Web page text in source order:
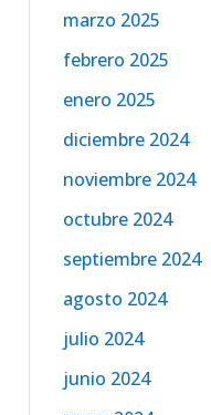
marzo 2025
febrero 2025
enero 2025
diciembre 2024
noviembre 2024
octubre 2024
septiembre 2024
agosto 2024
julio 2024
junio 2024